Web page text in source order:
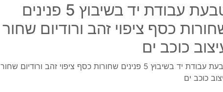
טבעת עבודת יד בשיבוץ 5 פנינים
כסף ציפוי זהב ורודיום שחור
כוכב ים
טבעת עבודת יד בשיבוץ 5 פנינים שחורות כסף ציפוי זהב ורודיום שחור
כוכב ים